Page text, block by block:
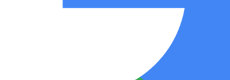
Cadena 3